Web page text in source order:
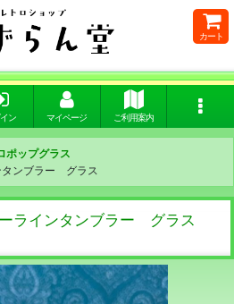
カート
ン マイページ ご利用案内
ポップグラス
ンブラー グラス
ラインタンブラー グラス